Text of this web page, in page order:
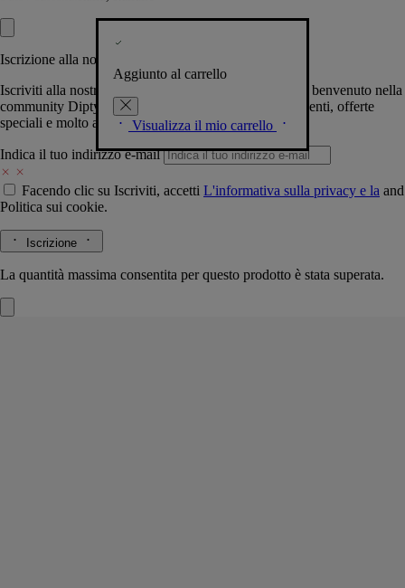
Aggiunto al carrello
Visualizza il mio carrello
Iscrizione alla nostra Newsletter
Iscriviti alla nostra newsletter per permetterci di darti il benvenuto nella
community Diptyque e tenerti al corrente su novità, eventi, offerte
speciali e molto altro.
Indica il tuo indirizzo e-mail
Facendo clic su Iscriviti, accetti L'informativa sulla privacy e la and
Politica sui cookie.
Iscrizione
La quantità massima consentita per questo prodotto è stata superata.